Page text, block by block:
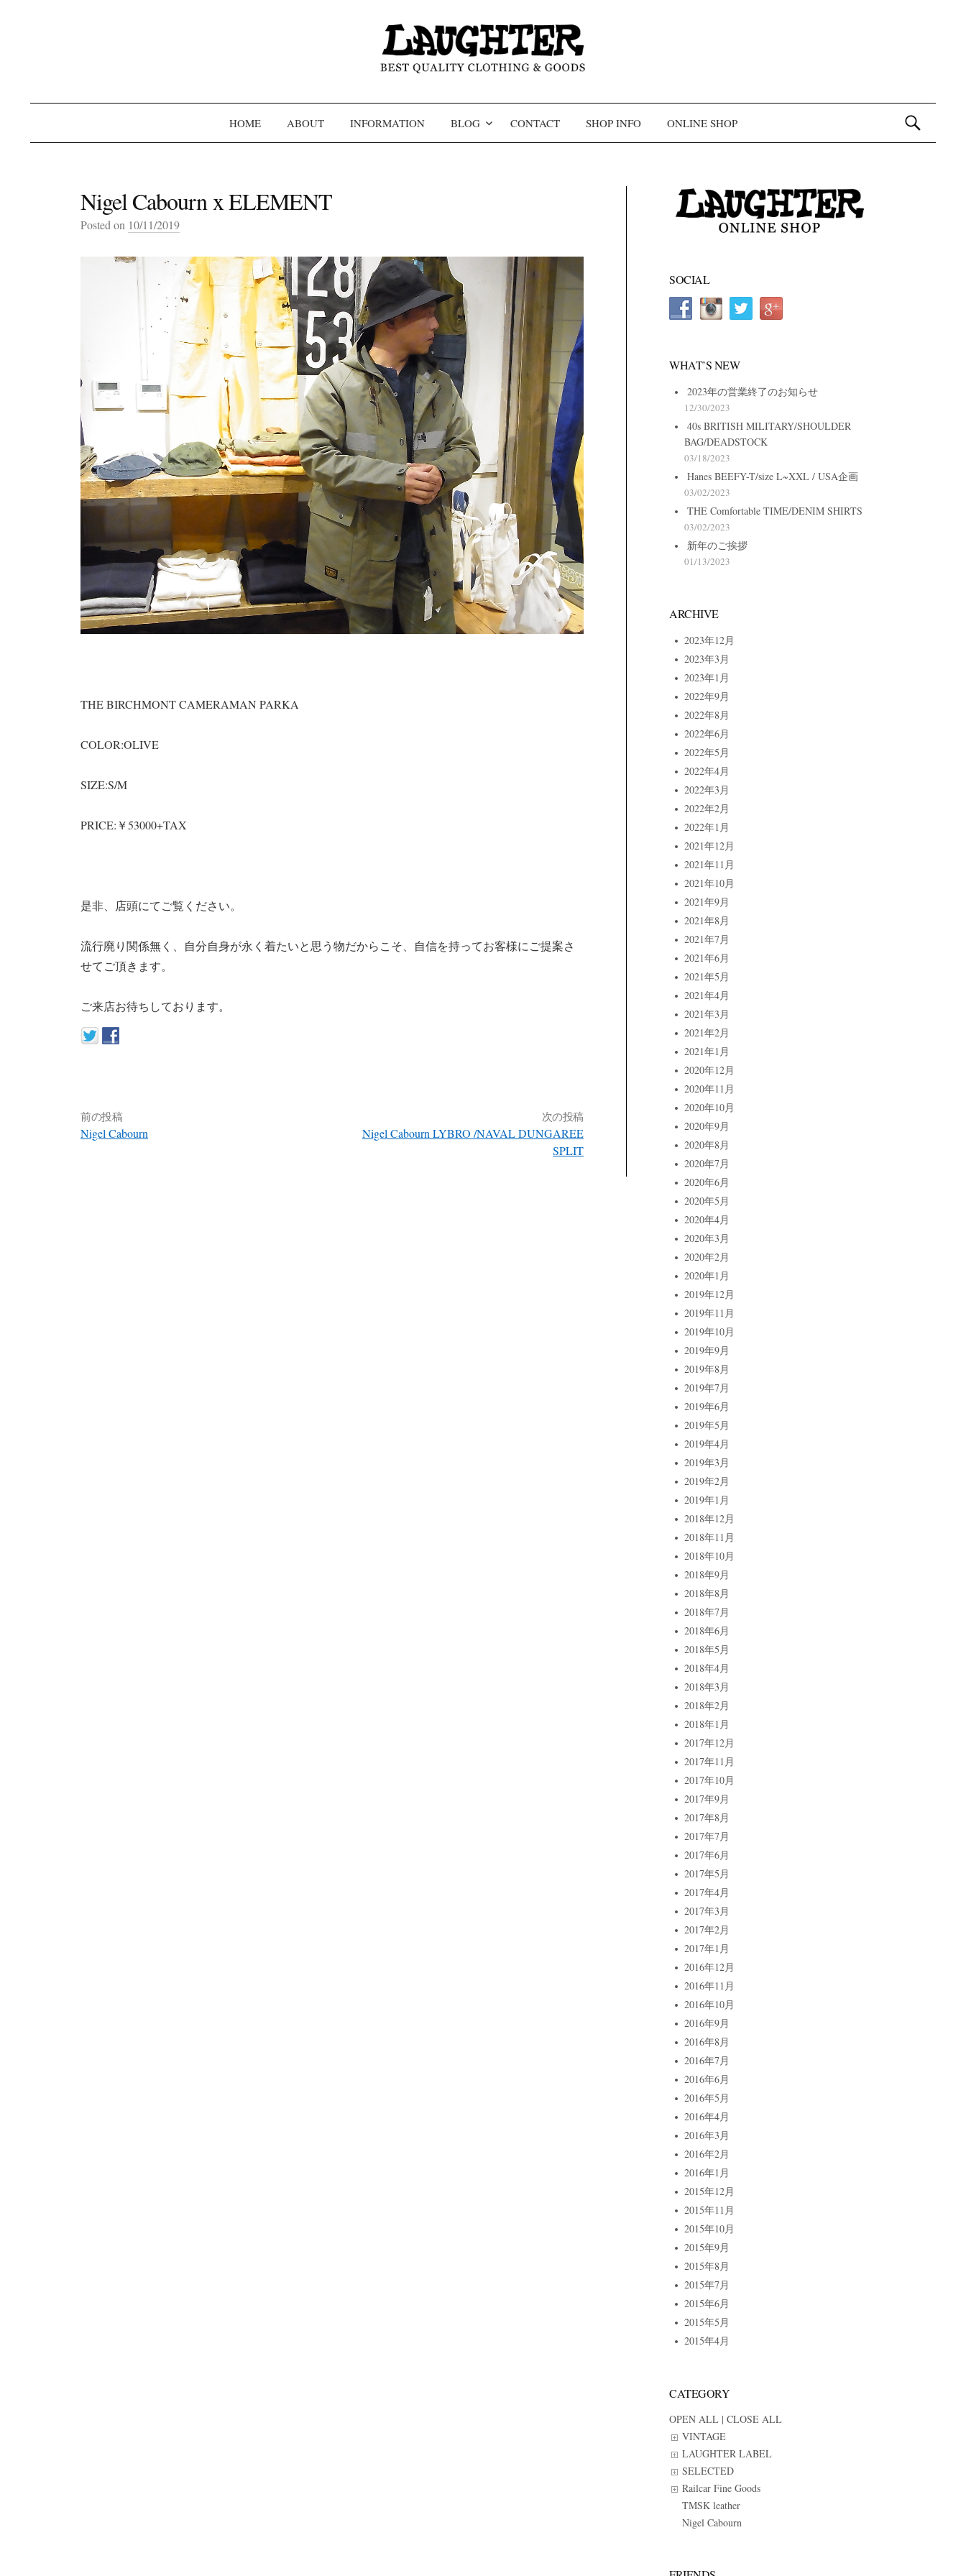
コンテンツへスキップ
HOME ABOUT INFORMATION BLOG CONTACT SHOP INFO ONLINE SHOP 検索:
Nigel Cabourn x ELEMENT
Posted on 10/11/2019
THE BIRCHMONT CAMERAMAN PARKA
COLOR:OLIVE
SIZE:S/M
PRICE:￥53000+TAX
是非、店頭にてご覧ください。
流行廃り関係無く、自分自身が永く着たいと思う物だからこそ、自信を持ってお客様にご提案さ
せてご頂きます。
ご来店お待ちしております。
前の投稿
Nigel Cabourn
次の投稿
Nigel Cabourn LYBRO /NAVAL DUNGAREE
SPLIT
SOCIAL
WHAT’S NEW
2023年の営業終了のお知らせ
12/30/2023
40s BRITISH MILITARY/SHOULDER
BAG/DEADSTOCK
03/18/2023
Hanes BEEFY-T/size L~XXL / USA企画
03/02/2023
THE Comfortable TIME/DENIM SHIRTS
03/02/2023
新年のご挨拶
01/13/2023
ARCHIVE
2023年12月
2023年3月
2023年1月
2022年9月
2022年8月
2022年6月
2022年5月
2022年4月
2022年3月
2022年2月
2022年1月
2021年12月
2021年11月
2021年10月
2021年9月
2021年8月
2021年7月
2021年6月
2021年5月
2021年4月
2021年3月
2021年2月
2021年1月
2020年12月
2020年11月
2020年10月
2020年9月
2020年8月
2020年7月
2020年6月
2020年5月
2020年4月
2020年3月
2020年2月
2020年1月
2019年12月
2019年11月
2019年10月
2019年9月
2019年8月
2019年7月
2019年6月
2019年5月
2019年4月
2019年3月
2019年2月
2019年1月
2018年12月
2018年11月
2018年10月
2018年9月
2018年8月
2018年7月
2018年6月
2018年5月
2018年4月
2018年3月
2018年2月
2018年1月
2017年12月
2017年11月
2017年10月
2017年9月
2017年8月
2017年7月
2017年6月
2017年5月
2017年4月
2017年3月
2017年2月
2017年1月
2016年12月
2016年11月
2016年10月
2016年9月
2016年8月
2016年7月
2016年6月
2016年5月
2016年4月
2016年3月
2016年2月
2016年1月
2015年12月
2015年11月
2015年10月
2015年9月
2015年8月
2015年7月
2015年6月
2015年5月
2015年4月
CATEGORY
OPEN ALL | CLOSE ALL
VINTAGE
LAUGHTER LABEL
SELECTED
Railcar Fine Goods
TMSK leather
Nigel Cabourn